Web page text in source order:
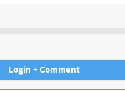
Login + Comment